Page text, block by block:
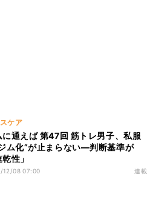
ケア
に通えば 第47回 筋トレ男子、私服
ム化”が止まらない―判断基準が
乾性」
12/08 07:00 連載